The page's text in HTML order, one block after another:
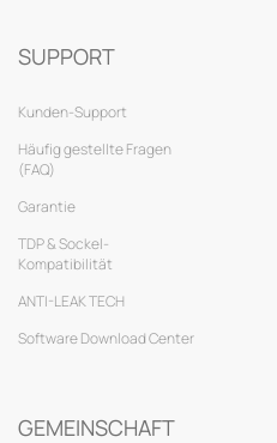
SUPPORT
Kunden-Support
Häufig gestellte Fragen
(FAQ)
Garantie
TDP & Sockel-
Kompatibilität
ANTI-LEAK TECH
Software Download Center
GEMEINSCHAFT